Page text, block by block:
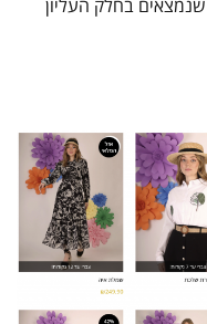
בחלק העליון